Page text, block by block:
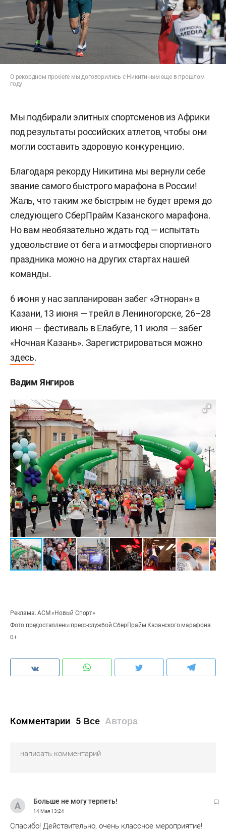
О рекордном пробеге мы договорились с Никитиным еще в прошлом
году
Мы подбирали элитных спортсменов из Африки
под результаты российских атлетов, чтобы они
могли составить здоровую конкуренцию.
Благодаря рекорду Никитина мы вернули себе
звание самого быстрого марафона в России!
Жаль, что таким же быстрым не будет время до
следующего СберПрайм Казанского марафона.
Но вам необязательно ждать год — испытать
удовольствие от бега и атмосферы спортивного
праздника можно на других стартах нашей
команды.
6 июня у нас запланирован забег «Этноран» в
Казани, 13 июня — трейл в Лениногорске, 26–28
июня — фестиваль в Елабуге, 11 июля — забег
«Ночная Казань». Зарегистрироваться можно
здесь.
Вадим Янгиров
Реклама. АСМ «Новый Спорт»
Фото предоставлены пресс-службой СберПрайм Казанского марафона
0+
Комментарии 5 Все Автора
Больше не могу терпеть!
14 Мая13:24
Спасибо! Действительно, очень классное мероприятие!